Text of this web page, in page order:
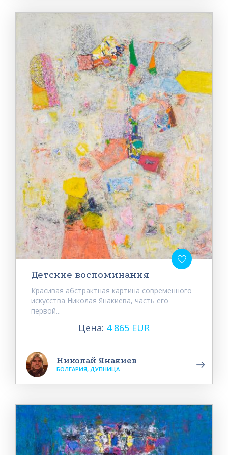
Детские воспоминания
Красивая абстрактная картина современного
искусства Николая Янакиева, часть его
первой...
Цена: 4 865 EUR
Николай Янакиев
БОЛГАРИЯ, ДУПНИЦА